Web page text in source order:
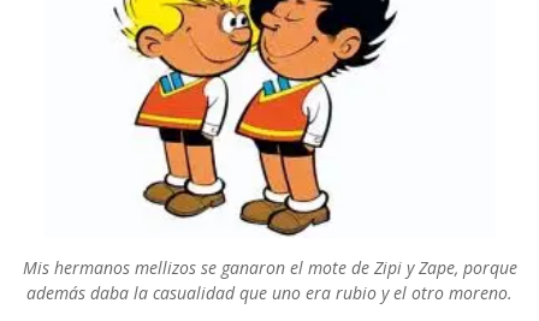
Mis hermanos mellizos se ganaron el mote de Zipi y Zape, porque
además daba la casualidad que uno era rubio y el otro moreno.